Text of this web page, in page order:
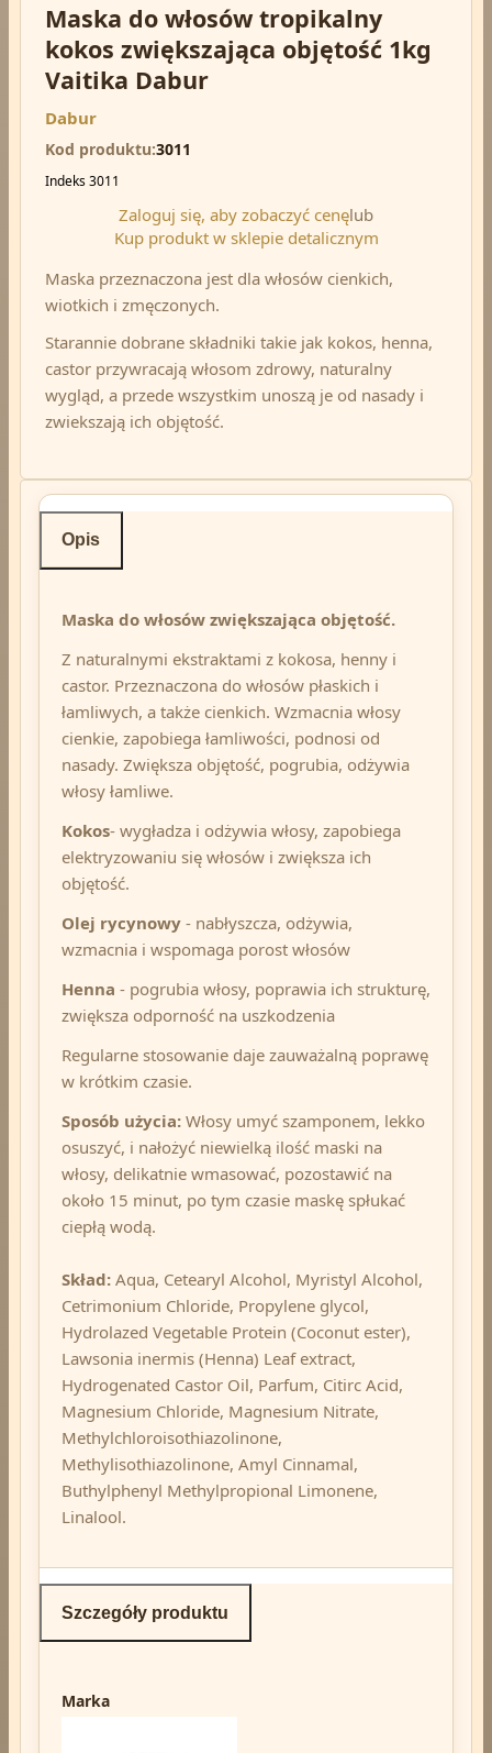
Maska do włosów tropikalny
kokos zwiększająca objętość 1kg
Vaitika Dabur
Dabur
Kod produktu 3011
Indeks 3011
Zaloguj się, aby zobaczyć cenęlub
Kup produkt w sklepie detalicznym
Maska przeznaczona jest dla włosów cienkich,
wiotkich i zmęczonych.
Starannie dobrane składniki takie jak kokos, henna,
castor przywracają włosom zdrowy, naturalny
wygląd, a przede wszystkim unoszą je od nasady i
zwiekszają ich objętość.
Opis
Maska do włosów zwiększająca objętość.
Z naturalnymi ekstraktami z kokosa, henny i
castor. Przeznaczona do włosów płaskich i
łamliwych, a także cienkich. Wzmacnia włosy
cienkie, zapobiega łamliwości, podnosi od
nasady. Zwiększa objętość, pogrubia, odżywia
włosy łamliwe.
Kokos- wygładza i odżywia włosy, zapobiega
elektryzowaniu się włosów i zwiększa ich
objętość.
Olej rycynowy - nabłyszcza, odżywia,
wzmacnia i wspomaga porost włosów
Henna - pogrubia włosy, poprawia ich strukturę,
zwiększa odporność na uszkodzenia
Regularne stosowanie daje zauważalną poprawę
w krótkim czasie.
Sposób użycia: Włosy umyć szamponem, lekko
osuszyć, i nałożyć niewielką ilość maski na
włosy, delikatnie wmasować, pozostawić na
około 15 minut, po tym czasie maskę spłukać
ciepłą wodą.
Skład: Aqua, Cetearyl Alcohol, Myristyl Alcohol,
Cetrimonium Chloride, Propylene glycol,
Hydrolazed Vegetable Protein (Coconut ester),
Lawsonia inermis (Henna) Leaf extract,
Hydrogenated Castor Oil, Parfum, Citirc Acid,
Magnesium Chloride, Magnesium Nitrate,
Methylchloroisothiazolinone,
Methylisothiazolinone, Amyl Cinnamal,
Buthylphenyl Methylpropional Limonene,
Linalool.
Szczegóły produktu
Marka